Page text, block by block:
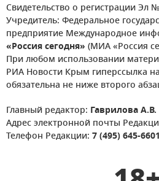
Свидетельство о регистрации Эл
Учредитель: Федеральное
предприятие Международное
«Россия сегодня» (МИА «Россия
При любом использовании
РИА Новости Крым гиперссылка
обязательна не ниже второго
Главный редактор: Гаврилова А.В.
Адрес электронной почты
Телефон Редакции: 7 (495) 645-6601